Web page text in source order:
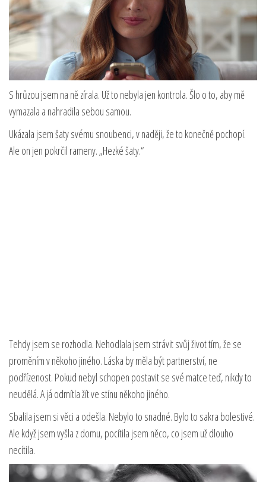
S hrůzou jsem na ně zírala. Už to nebyla jen kontrola. Šlo o to, aby mě
vymazala a nahradila sebou samou.
Ukázala jsem šaty svému snoubenci, v naději, že to konečně pochopí.
Ale on jen pokrčil rameny. „Hezké šaty.“
Tehdy jsem se rozhodla. Nehodlala jsem strávit svůj život tím, že se
proměním v někoho jiného. Láska by měla být partnerství, ne
podřízenost. Pokud nebyl schopen postavit se své matce teď, nikdy to
neudělá. A já odmítla žít ve stínu někoho jiného.
Sbalila jsem si věci a odešla. Nebylo to snadné. Bylo to sakra bolestivé.
Ale když jsem vyšla z domu, pocítila jsem něco, co jsem už dlouho
necítila.